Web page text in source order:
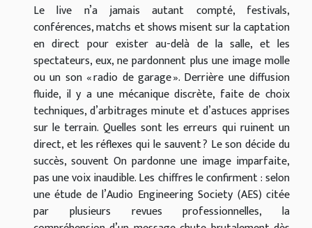
Le live n’a jamais autant compté, festivals,
conférences, matchs et shows misent sur la captation
en direct pour exister au-delà de la salle, et les
spectateurs, eux, ne pardonnent plus une image molle
ou un son « radio de garage ». Derrière une diffusion
fluide, il y a une mécanique discrète, faite de choix
techniques, d’arbitrages minute et d’astuces apprises
sur le terrain. Quelles sont les erreurs qui ruinent un
direct, et les réflexes qui le sauvent ? Le son décide du
succès, souvent On pardonne une image imparfaite,
pas une voix inaudible. Les chiffres le confirment : selon
une étude de l’Audio Engineering Society (AES) citée
par plusieurs revues professionnelles, la